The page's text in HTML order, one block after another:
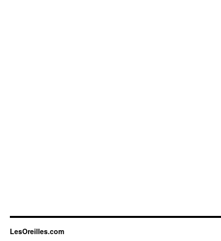
LesOreilles.com